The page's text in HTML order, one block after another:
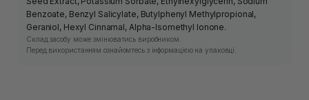
Benzoate, Benzyl Salicylate, Butylphenyl Methylpropional,
Geraniol, Hexyl Cinnamal, Alpha-Isomethyl Ionone.
Склад засобу може змінюватись виробником.
Перед використанням ознайомтесь з інформацією на упаковці.